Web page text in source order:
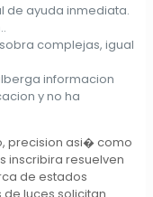
de ayuda inmediata.
complejas, igual
informacion
y no ha
precision asi� como
inscribira resuelven
de estados